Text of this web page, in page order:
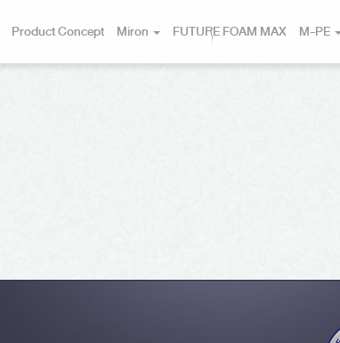
Product Concept Miron FUTURE FOAM MAX M-PE